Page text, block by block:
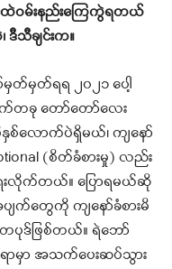
ထဲဝမ်းနည်းကြေကွဲရတယ်
ဒီသီချင်းက။
မှတ်မှတ်ရရ ၂၀၂၁ ပေါ့
ျက်တခု တော်တော်လေး
စ်လောက်ပဲရှိမယ်၊ ကျနော်
(စိတ်ခံစားမှု) လည်း
ေးလိုက်တယ်။ ပြောရမယ်ဆို
ျက်တွေကို ကျနော်ခံစားမိ
တပုဒ်ဖြစ်တယ်။ ရဲဘော်
ာမှာ အသက်ပေးဆပ်သွား